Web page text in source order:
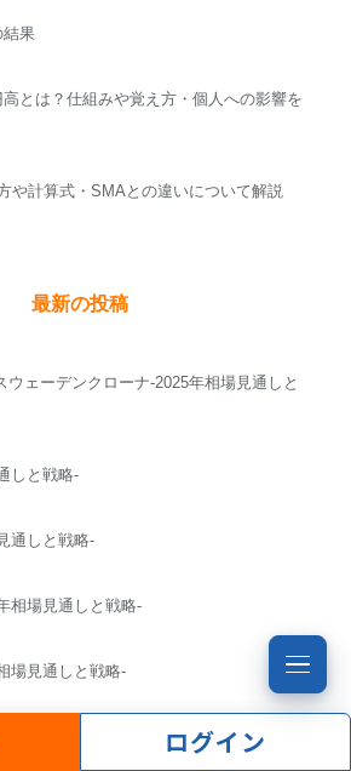
ログイン
結果
高とは？仕組みや覚え方・個人への影響を
や計算式・SMAとの違いについて解説
最新の投稿
ウェーデンクローナ-2025年相場見通しと
しと戦略-
通しと戦略-
相場見通しと戦略-
場見通しと戦略-